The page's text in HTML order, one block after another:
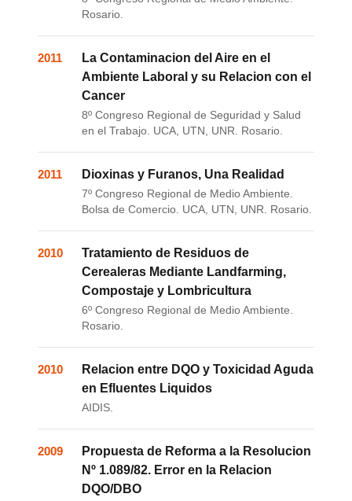
Rosario.
2011
La Contaminacion del Aire en el
Ambiente Laboral y su Relacion con el
Cancer
8º Congreso Regional de Seguridad y Salud
en el Trabajo. UCA, UTN, UNR. Rosario.
2011 Dioxinas y Furanos, Una Realidad
7º Congreso Regional de Medio Ambiente.
Bolsa de Comercio. UCA, UTN, UNR. Rosario.
2010
Tratamiento de Residuos de
Cerealeras Mediante Landfarming,
Compostaje y Lombricultura
6º Congreso Regional de Medio Ambiente.
Rosario.
2010
Relacion entre DQO y Toxicidad Aguda
en Efluentes Liquidos
AIDIS.
2009
Propuesta de Reforma a la Resolucion
Nº 1.089/82. Error en la Relacion
DQO/DBO